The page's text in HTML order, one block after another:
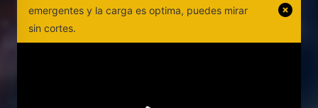
emergentes y la carga es optima, puedes mirar
sin cortes.